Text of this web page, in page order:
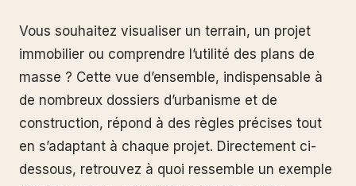
Vous souhaitez visualiser un terrain, un projet
immobilier ou comprendre l’utilité des plans de
masse ? Cette vue d’ensemble, indispensable à
de nombreux dossiers d’urbanisme et de
construction, répond à des règles précises tout
en s’adaptant à chaque projet. Directement ci-
dessous, retrouvez à quoi ressemble un exemple